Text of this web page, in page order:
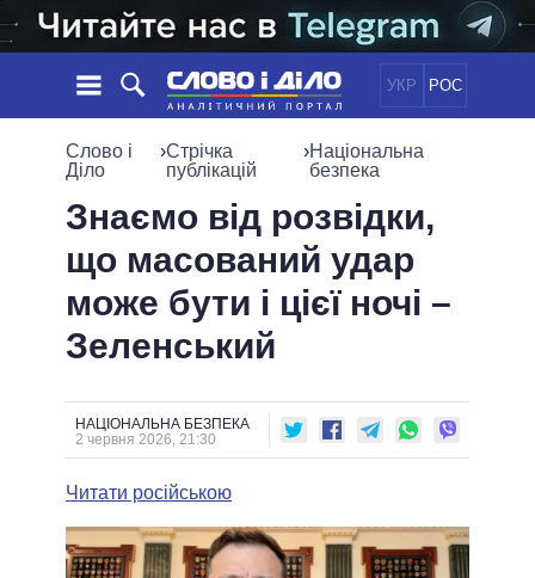
УКР РОС
НОВИНИ
СТАТТІ
ДУМКИ
ОГЛЯДИ
ПОЛІТИКА
ЕКОНОМІКА
СУСПІЛЬСТВО
СВІТ
ОБIЦЯНКИ
ПОЛIТИКИ
УСІ ПОЛІТИКИ
ПРЕЗИДЕНТ І ОФІС
КАБІНЕТ МІНІСТРІВ
ГОЛОВИ ОБЛАДМІНІСТРАЦІЙ
МЕРИ МІСТ
ІНФОГРАФІКА
ВІДЕО
ПІДТРИМАТИ
ПОРІВНЯННЯ ПОЛІТИКІВ
Слово і
Діло
›Стрічка
публікацій
›Національна
безпека
Знаємо від розвідки,
що масований удар
може бути і цієї ночі –
Зеленський
НАЦІОНАЛЬНА БЕЗПЕКА
2 червня 2026, 21:30
Читати російською